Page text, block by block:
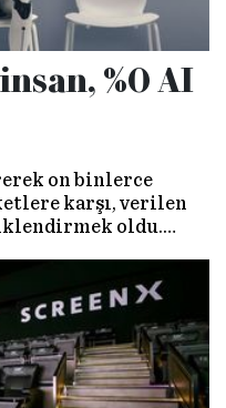
%0 AI
on binlerce
karşı, verilen
oldu.
üretimine olan